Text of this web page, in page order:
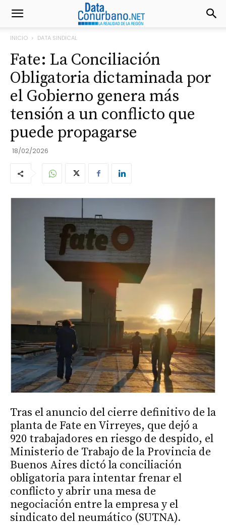
INICIO DATA SINDICAL
Fate: La Conciliación
Obligatoria dictaminada por
el Gobierno genera más
tensión a un conflicto que
puede propagarse
18/02/2026
Tras el anuncio del cierre definitivo de la
planta de Fate en Virreyes, que dejó a
920 trabajadores en riesgo de despido, el
Ministerio de Trabajo de la Provincia de
Buenos Aires dictó la conciliación
obligatoria para intentar frenar el
conflicto y abrir una mesa de
negociación entre la empresa y el
sindicato del neumático (SUTNA).